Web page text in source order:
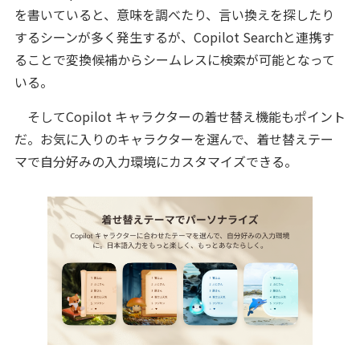
を書いていると、意味を調べたり、言い換えを探したり
するシーンが多く発生するが、Copilot Searchと連携す
ることで変換候補からシームレスに検索が可能となって
いる。
そしてCopilot キャラクターの着せ替え機能もポイント
だ。お気に入りのキャラクターを選んで、着せ替えテー
マで自分好みの入力環境にカスタマイズできる。